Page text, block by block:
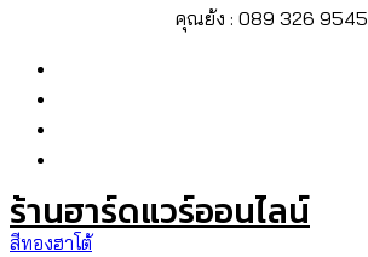
คุณย้ง : 089 326 9545
ร้านฮาร์ดแวร์ออนไลน์
สีทองฮาโต้